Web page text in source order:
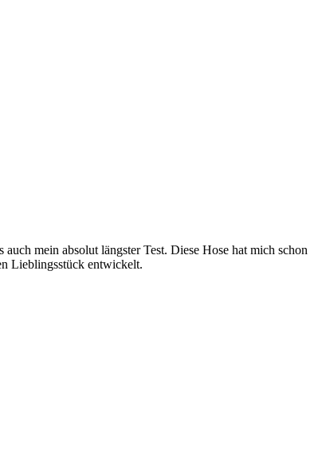
mein absolut längster Test. Diese Hose hat mich schon
Lieblingsstück entwickelt.